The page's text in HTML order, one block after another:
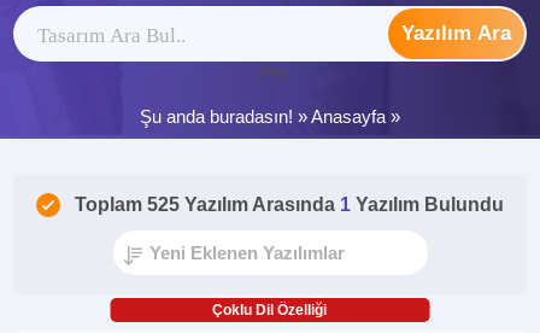
Yazılım Ara
ytag
Şu anda buradasın! »Anasayfa »
Toplam 525 Yazılım Arasında 1 Yazılım Bulundu
Çoklu Dil Özelliği